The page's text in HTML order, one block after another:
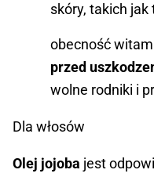
skóry, takich jak
obecność
przed
wolne rodniki i
Dla włosów
Olej jojoba jest